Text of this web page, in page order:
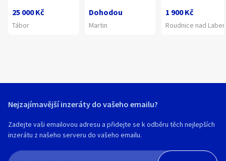
25 000 Kč
Tábor
Dohodou
Martin
1 900 Kč
Roudnice nad
Nejzajímavější inzeráty do vašeho emailu?
Zadejte vaši emailovou adresu a přidejte se k odběru těch nejlepších
inzerátu z našeho serveru do vašeho emailu.